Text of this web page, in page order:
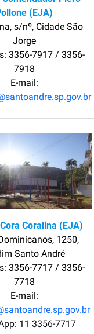
(EJA)
s/nº, Cidade São
Jorge
3356-7917 / 3356-
7918
E-mail:
Coralina (EJA)
1250,
Santo André
3356-7717 / 3356-
7718
E-mail:
11 3356-7717